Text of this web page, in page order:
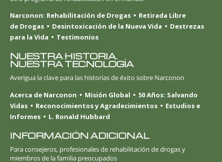
Narconon: Rehabilitación de Drogas
Retirada Libre
de Drogas
Desintoxicación de la Nueva Vida
Destrezas
para la Vida
Testimonios
NUESTRA HISTORIA.
NUESTRA TECNOLOGÍA
Averigua la clave para las historias de éxito sobre Narconon
Acerca de Narconon
Misión Global
50 Años: Salvando
Vidas
Reconocimientos y Agradecimientos
Estudios e
Informes
L. Ronald Hubbard
INFORMACIÓN ADICIONAL
Para consejeros, profesionales de rehabilitación de drogas y
miembros de la familia preocupados